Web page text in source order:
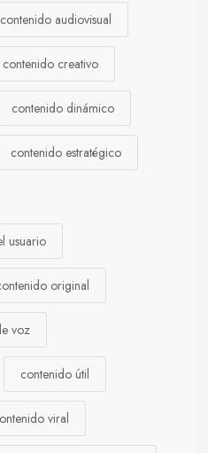
contenido audiovisual
contenido creativo
contenido dinámico
contenido estratégico
usuario
original
voz
contenido útil
viral